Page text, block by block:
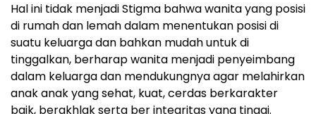
Hal ini tidak menjadi Stigma bahwa wanita yang posisi
di rumah dan lemah dalam menentukan posisi di
suatu keluarga dan bahkan mudah untuk di
tinggalkan, berharap wanita menjadi penyeimbang
dalam keluarga dan mendukungnya agar melahirkan
anak anak yang sehat, kuat, cerdas berkarakter
baik, berakhlak serta ber integritas yang tinggi.